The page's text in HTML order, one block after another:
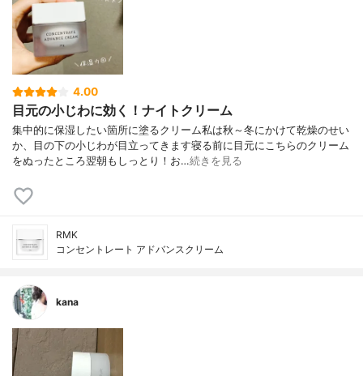
4.00
目元の小じわに効く！ナイトクリーム
集中的に保湿したい箇所に塗るクリーム私は秋～冬にかけて乾燥のせい
か、目の下の小じわが目立ってきます寝る前に目元にこちらのクリーム
をぬったところ翌朝もしっとり！お…続きを見る
RMK
コンセントレート アドバンスクリーム
kana